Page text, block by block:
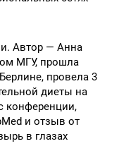
Автор — Анна
МГУ, прошла
провела 3
диеты на
конференции,
и отзыв от
в глазах